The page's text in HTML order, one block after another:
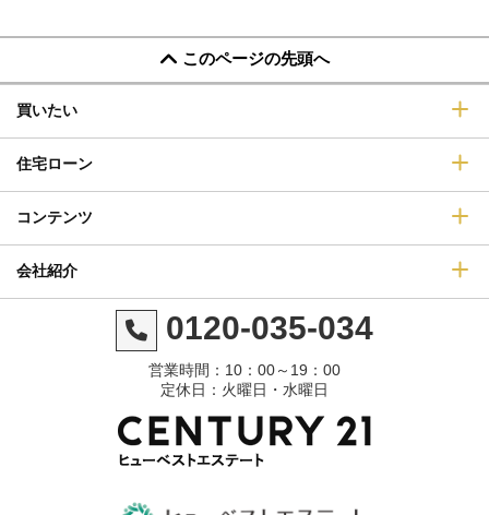
このページの先頭へ
買いたい
住宅ローン
コンテンツ
会社紹介
0120-035-034
営業時間：10：00～19：00
定休日：火曜日・水曜日